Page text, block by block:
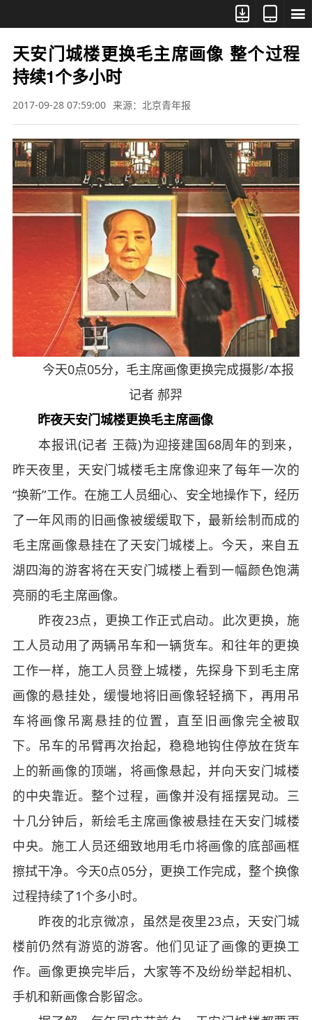



天安门城楼更换毛主席画像 整个过程
持续1个多小时
2017-09-28 07:59:00 来源：北京青年报
今天0点05分，毛主席画像更换完成摄影/本报
记者 郝羿
昨夜天安门城楼更换毛主席画像
本报讯(记者 王薇)为迎接建国68周年的到来，
昨天夜里，天安门城楼毛主席像迎来了每年一次的
“换新”工作。在施工人员细心、安全地操作下，经历
了一年风雨的旧画像被缓缓取下，最新绘制而成的
毛主席画像悬挂在了天安门城楼上。今天，来自五
湖四海的游客将在天安门城楼上看到一幅颜色饱满
亮丽的毛主席画像。
昨夜23点，更换工作正式启动。此次更换，施
工人员动用了两辆吊车和一辆货车。和往年的更换
工作一样，施工人员登上城楼，先探身下到毛主席
画像的悬挂处，缓慢地将旧画像轻轻摘下，再用吊
车将画像吊离悬挂的位置，直至旧画像完全被取
下。吊车的吊臂再次抬起，稳稳地钩住停放在货车
上的新画像的顶端，将画像悬起，并向天安门城楼
的中央靠近。整个过程，画像并没有摇摆晃动。三
十几分钟后，新绘毛主席画像被悬挂在天安门城楼
中央。施工人员还细致地用毛巾将画像的底部画框
擦拭干净。今天0点05分，更换工作完成，整个换像
过程持续了1个多小时。
昨夜的北京微凉，虽然是夜里23点，天安门城
楼前仍然有游览的游客。他们见证了画像的更换工
作。画像更换完毕后，大家等不及纷纷举起相机、
手机和新画像合影留念。